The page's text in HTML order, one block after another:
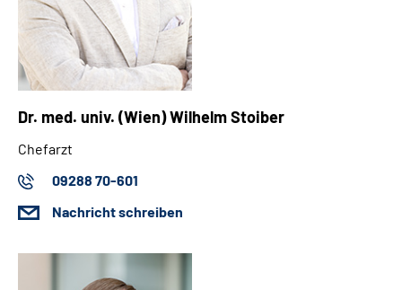
Dr. med. univ. (Wien) Wilhelm Stoiber
Chefarzt
09288 70-601
Nachricht schreiben